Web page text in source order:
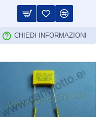
CHIEDI INFORMAZIONI